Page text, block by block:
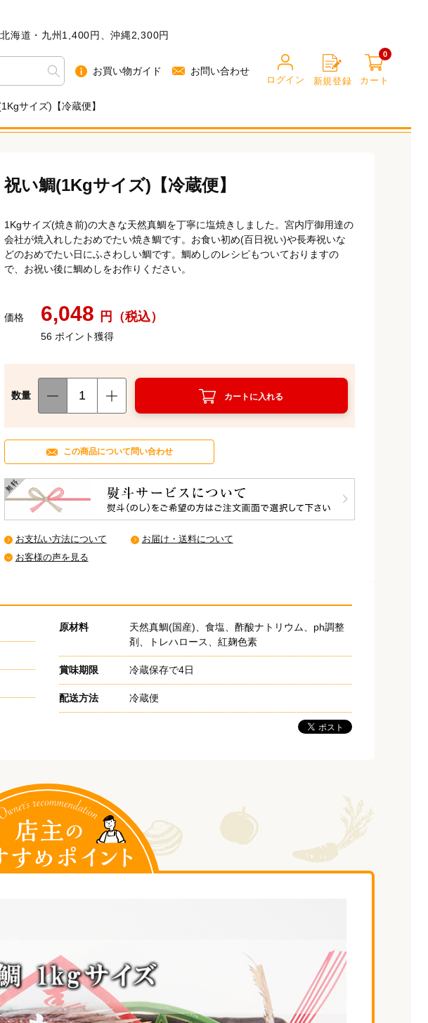
海道・九州1,400円、沖縄2,300円
お買い物ガイド お問い合わせ
ログイン 新規登録 カート
0
サイズ)【冷蔵便】
祝い鯛(1Kgサイズ)【冷蔵便】
1Kgサイズ(焼き前)の大きな天然真鯛を丁寧に塩焼きしました。宮内庁御用達の
会社が焼入れしたおめでたい焼き鯛です。お食い初め(百日祝い)や長寿祝いな
どのおめでたい日にふさわしい鯛です。鯛めしのレシピもついておりますの
で、お祝い後に鯛めしをお作りください。
価格 6,048 円（税込）
56 ポイント獲得
数量 カートに入れる
この商品について問い合わせ
お支払い方法について
お届け・送料について
お客様の声を見る
原材料
天然真鯛(国産)、食塩、酢酸ナトリウム、ph調整
剤、トレハロース、紅麹色素
賞味期限 冷蔵保存で4日
配送方法 冷蔵便